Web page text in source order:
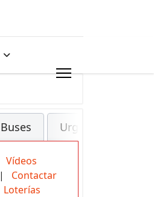
Buses Urgencias
Vídeos
| Contactar
Loterías